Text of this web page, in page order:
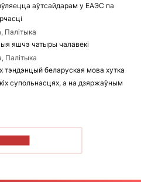
аўтсайдарам у ЕАЭС па
Палітыка
яшчэ чатыры чалавекі
Палітыка
тэндэнцый беларуская мова хутка
супольнасцях, а на дзяржаўным